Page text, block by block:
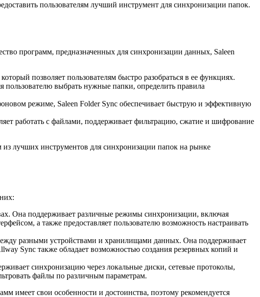
пользователям лучший инструмент для синхронизации папок.
программ, предназначенных для синхронизации данных, Saleen
позволяет пользователям быстро разобраться в ее функциях.
пользователю выбрать нужные папки, определить правила
режиме, Saleen Folder Sync обеспечивает быструю и эффективную
работать с файлами, поддерживает фильтрацию, сжатие и шифрование
из лучших инструментов для синхронизации папок на рынке
Она поддерживает различные режимы синхронизации, включая
а также предоставляет пользователю возможность настраивать
разными устройствами и хранилищами данных. Она поддерживает
Sync также обладает возможностью создания резервных копий и
синхронизацию через локальные диски, сетевые протоколы,
файлы по различным параметрам.
имеет свои особенности и достоинства, поэтому рекомендуется